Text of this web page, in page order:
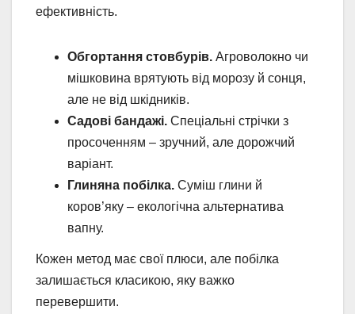
ефективність.
Обгортання стовбурів. Агроволокно чи
мішковина врятують від морозу й сонця,
але не від шкідників.
Садові бандажі. Спеціальні стрічки з
просоченням – зручний, але дорожчий
варіант.
Глиняна побілка. Суміш глини й
коров’яку – екологічна альтернатива
вапну.
Кожен метод має свої плюси, але побілка
залишається класикою, яку важко
перевершити.